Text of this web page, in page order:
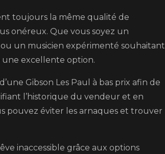
toujours la même qualité de
onéreux. Que vous soyez un
un musicien expérimenté souhaitant
une excellente option.
Gibson Les Paul à bas prix afin de
l’historique du vendeur et en
pouvez éviter les arnaques et trouver
inaccessible grâce aux options